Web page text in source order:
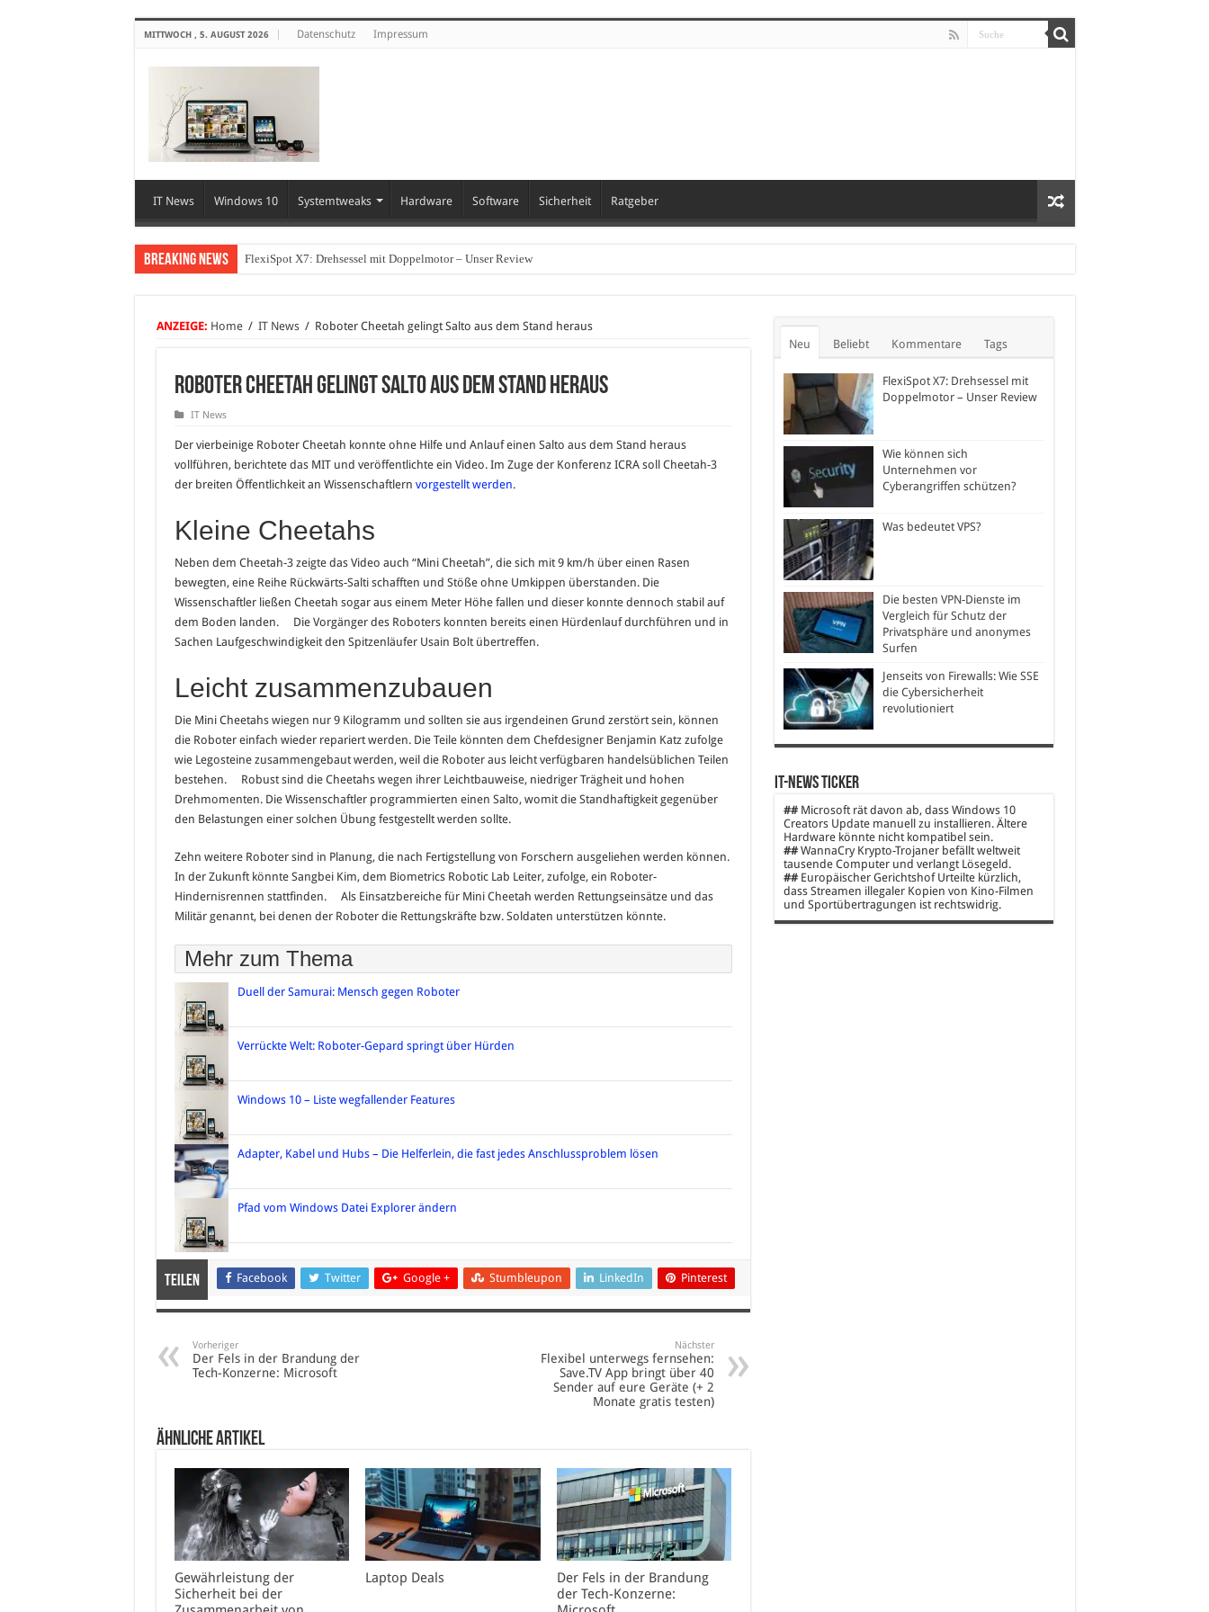
MITTWOCH , 5. AUGUST 2026 Datenschutz Impressum
IT News Windows 10 Systemtweaks Hardware Software Sicherheit Ratgeber
Breaking News FlexiSpot X7: Drehsessel mit Doppelmotor – Unser Review
ANZEIGE: Home / IT News / Roboter Cheetah gelingt Salto aus dem Stand heraus
Roboter Cheetah gelingt Salto aus dem Stand heraus
IT News
Der vierbeinige Roboter Cheetah konnte ohne Hilfe und Anlauf einen Salto aus dem Stand heraus
vollführen, berichtete das MIT und veröffentlichte ein Video. Im Zuge der Konferenz ICRA soll Cheetah-3
der breiten Öffentlichkeit an Wissenschaftlern vorgestellt werden.
Kleine Cheetahs
Neben dem Cheetah-3 zeigte das Video auch “Mini Cheetah”, die sich mit 9 km/h über einen Rasen
bewegten, eine Reihe Rückwärts-Salti schafften und Stöße ohne Umkippen überstanden. Die
Wissenschaftler ließen Cheetah sogar aus einem Meter Höhe fallen und dieser konnte dennoch stabil auf
dem Boden landen. Die Vorgänger des Roboters konnten bereits einen Hürdenlauf durchführen und in
Sachen Laufgeschwindigkeit den Spitzenläufer Usain Bolt übertreffen.
Leicht zusammenzubauen
Die Mini Cheetahs wiegen nur 9 Kilogramm und sollten sie aus irgendeinen Grund zerstört sein, können
die Roboter einfach wieder repariert werden. Die Teile könnten dem Chefdesigner Benjamin Katz zufolge
wie Legosteine zusammengebaut werden, weil die Roboter aus leicht verfügbaren handelsüblichen Teilen
bestehen. Robust sind die Cheetahs wegen ihrer Leichtbauweise, niedriger Trägheit und hohen
Drehmomenten. Die Wissenschaftler programmierten einen Salto, womit die Standhaftigkeit gegenüber
den Belastungen einer solchen Übung festgestellt werden sollte.
Zehn weitere Roboter sind in Planung, die nach Fertigstellung von Forschern ausgeliehen werden können.
In der Zukunft könnte Sangbei Kim, dem Biometrics Robotic Lab Leiter, zufolge, ein Roboter-
Hindernisrennen stattfinden. Als Einsatzbereiche für Mini Cheetah werden Rettungseinsätze und das
Militär genannt, bei denen der Roboter die Rettungskräfte bzw. Soldaten unterstützen könnte.
Mehr zum Thema
Duell der Samurai: Mensch gegen Roboter
Verrückte Welt: Roboter-Gepard springt über Hürden
Windows 10 – Liste wegfallender Features
Adapter, Kabel und Hubs – Die Helferlein, die fast jedes Anschlussproblem lösen
Pfad vom Windows Datei Explorer ändern
Teilen Facebook Twitter Google + Stumbleupon LinkedIn Pinterest
Vorheriger
Der Fels in der Brandung der
Tech-Konzerne: Microsoft
Nächster
Flexibel unterwegs fernsehen:
Save.TV App bringt über 40
Sender auf eure Geräte (+ 2
Monate gratis testen)
Ähnliche Artikel
Gewährleistung der
Sicherheit bei der
Laptop Deals
Der Fels in der Brandung
der Tech-Konzerne:
Neu Beliebt Kommentare Tags
FlexiSpot X7: Drehsessel mit
Doppelmotor – Unser Review
Wie können sich
Unternehmen vor
Cyberangriffen schützen?
Was bedeutet VPS?
Die besten VPN-Dienste im
Vergleich für Schutz der
Privatsphäre und anonymes
Surfen
Jenseits von Firewalls: Wie SSE
die Cybersicherheit
revolutioniert
IT-News Ticker
##Microsoft rät davon ab, dass Windows 10
Creators Update manuell zu installieren. Ältere
Hardware könnte nicht kompatibel sein.
##WannaCry Krypto-Trojaner befällt weltweit
tausende Computer und verlangt Lösegeld.
##Europäischer Gerichtshof Urteilte kürzlich,
dass Streamen illegaler Kopien von Kino-Filmen
und Sportübertragungen ist rechtswidrig.